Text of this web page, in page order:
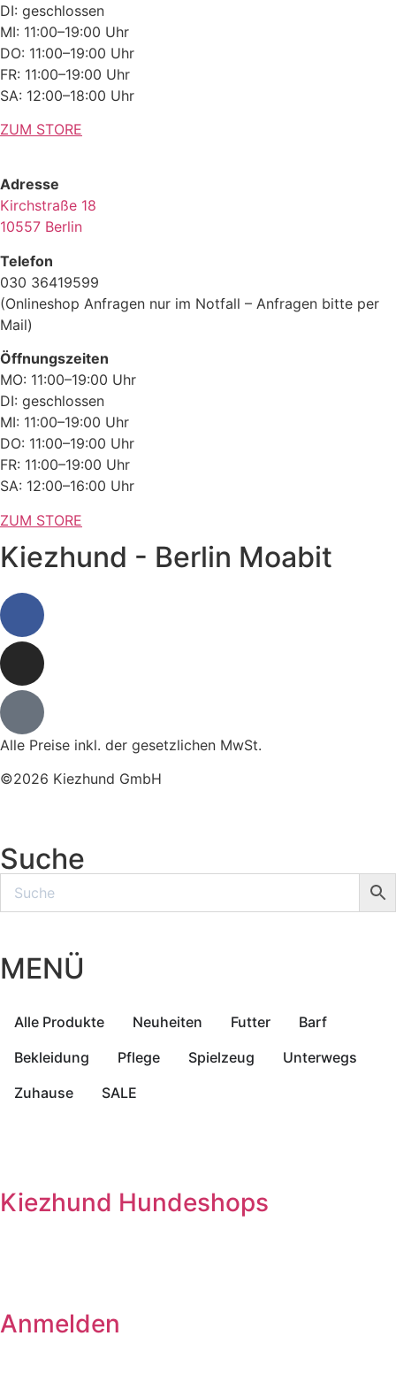
DI: geschlossen
MI: 11:00–19:00 Uhr
DO: 11:00–19:00 Uhr
FR: 11:00–19:00 Uhr
SA: 12:00–18:00 Uhr
ZUM STORE
Adresse
Kirchstraße 18
10557 Berlin
Telefon
030 36419599
(Onlineshop Anfragen nur im Notfall – Anfragen bitte per
Mail)
Öffnungszeiten
MO: 11:00–19:00 Uhr
DI: geschlossen
MI: 11:00–19:00 Uhr
DO: 11:00–19:00 Uhr
FR: 11:00–19:00 Uhr
SA: 12:00–16:00 Uhr
ZUM STORE
Kiezhund - Berlin Moabit
Alle Preise inkl. der gesetzlichen MwSt.
©2026 Kiezhund GmbH
Suche
MENÜ
Alle Produkte Neuheiten Futter
Barf
Bekleidung
Pflege Spielzeug
Unterwegs
Zuhause
SALE
Kiezhund Hundeshops
Anmelden